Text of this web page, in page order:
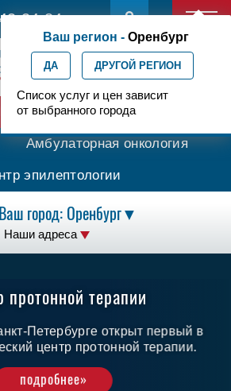
34-84
Ваш регион - Оренбург
ДА ДРУГОЙ РЕГИОН
Список услуг и цен зависит
от выбранного города
Протонная терапия
Амбулаторная онкология
эпилептологии
Ваш город: Оренбург▼
Наши адреса
подробнее»
протонной терапии
Петербурге открыт первый в
центр протонной терапии.
подробнее»
АРХИВ НОВОСТЕЙ